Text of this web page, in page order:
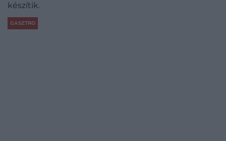
készítik.
GASZTRO